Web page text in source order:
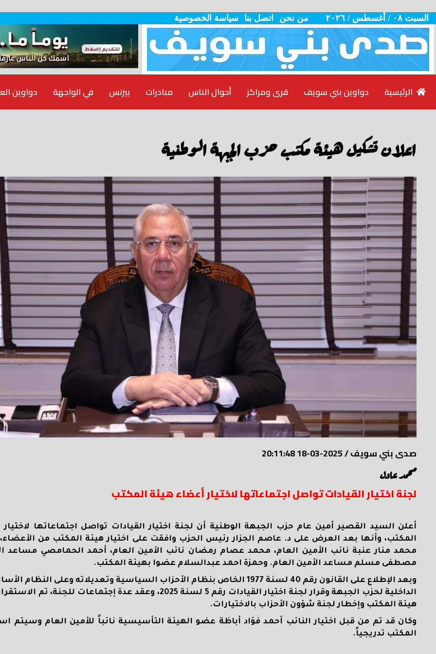
السبت ٠٨ / أغسطس / ٢٠٢٦ من نحن اتصل بنا سياسة الخصوصية
دواوين في الواجهة بيزنس مبادرات أحوال الناس قرى ومراكز دواوين بني سويف
اعلان تشكيل هيئة مكتب حزب الجبهة الوطنية
صدى بني سويف/
2025-03-18 20:11:48
محمد عادل
لجنة اختيار القيادات تواصل اجتماعاتها لاختيار أعضاء هيئة المكتب
أعلن السيد القصير أمين عام حزب الجبهة الوطنية أن لجنة اختيار القيادات تواصل اجتماعاتها
المكتب، وأنها بعد العرض على د. عاصم الجزار رئيس الحزب وافقت على اختيار هيئة المكتب من
محمد منار عنبة نائب الأمين العام، محمد عصام رمضان نائب الأمين العام، أحمد الحمامصي مساعد
مصطفى مسلم مساعد الأمين العام. وحمزة احمد عبدالسلام عضوا بهيئة المكتب.
وبعد الإطلاع على القانون رقم 40 لسنة 1977 الخاص بنظام الأحزاب السياسية وتعديلاته وعلى
الداخلية لحزب الجبهة وقرار لجنة اختيار القيادات رقم 5 لسنة 2025، وعقد عدة إجتماعات
هيئة المكتب وإخطار لجنة شؤون الأحزاب بالاختيارات.
وكان قد تم من قبل اختيار النائب أحمد فؤاد أباظة عضو الهيئة التأسيسية نائباً للأمين العام وسيتم
المكتب تدريجياً.